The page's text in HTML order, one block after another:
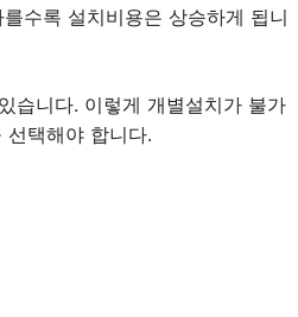
수록 설치비용은 상승하게 됩니
습니다. 이렇게 개별설치가 불가
택해야 합니다.